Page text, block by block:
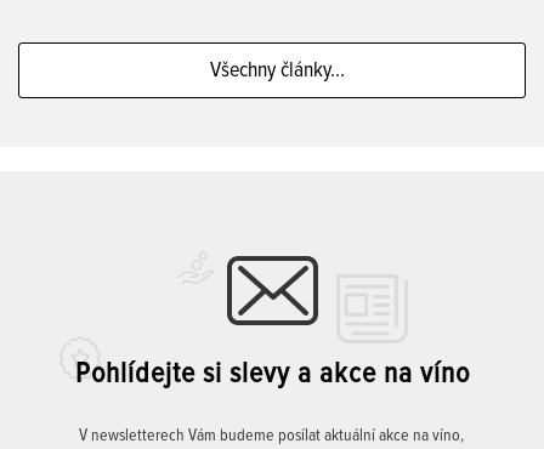
Všechny články...
Pohlídejte si slevy a akce na víno
V newsletterech Vám budeme posílat aktuální akce na víno,